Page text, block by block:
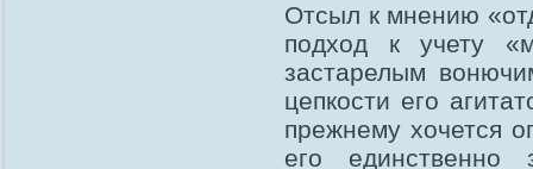
Отсыл к мнению
подход к учету
застарелым
цепкости его
прежнему хочется
его единственно